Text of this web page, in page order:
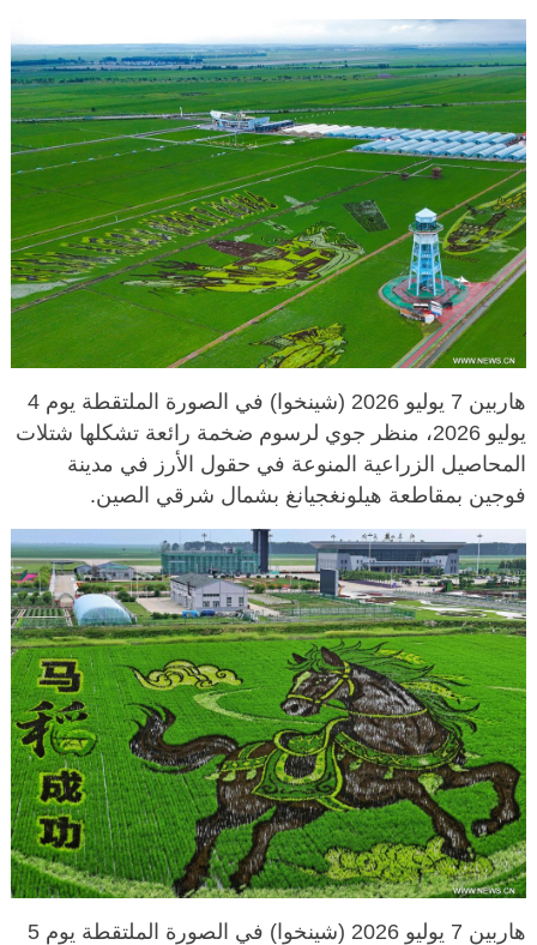
هاربين 7 يوليو 2026 (شينخوا) في الصورة الملتقطة يوم 4
يوليو 2026، منظر جوي لرسوم ضخمة رائعة تشكلها شتلات
المحاصيل الزراعية المنوعة في حقول الأرز في مدينة
فوجين بمقاطعة هيلونغجيانغ بشمال شرقي الصين.
هاربين 7 يوليو 2026 (شينخوا) في الصورة الملتقطة يوم 5